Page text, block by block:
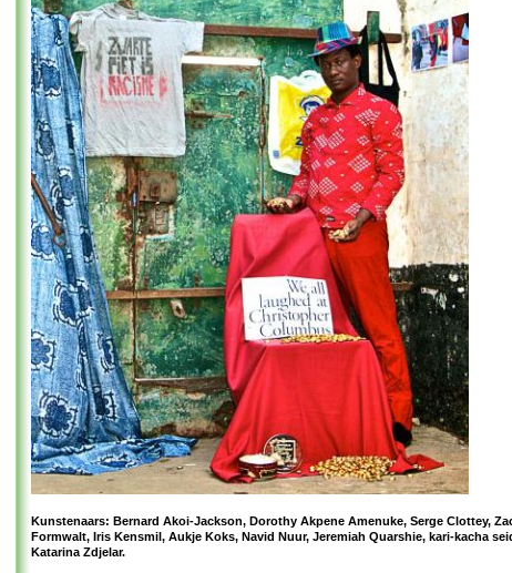
Kunstenaars: Bernard Akoi-Jackson, Dorothy Akpene Amenuke, Serge Clottey,
Formwalt, Iris Kensmil, Aukje Koks, Navid Nuur, Jeremiah Quarshie, kari-kacha
Katarina Zdjelar.